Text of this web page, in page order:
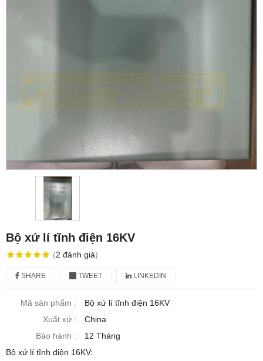
Bộ xứ lí tĩnh điện 16KV
(2 đánh giá)
SHARE TWEET LINKEDIN
Mã sản phẩm :
Bộ xứ lí tĩnh điện 16KV
Xuất xứ :
China
Bảo hành :
12 Tháng
Bộ xứ lí tĩnh điện 16KV: